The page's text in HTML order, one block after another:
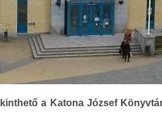
a Katona József